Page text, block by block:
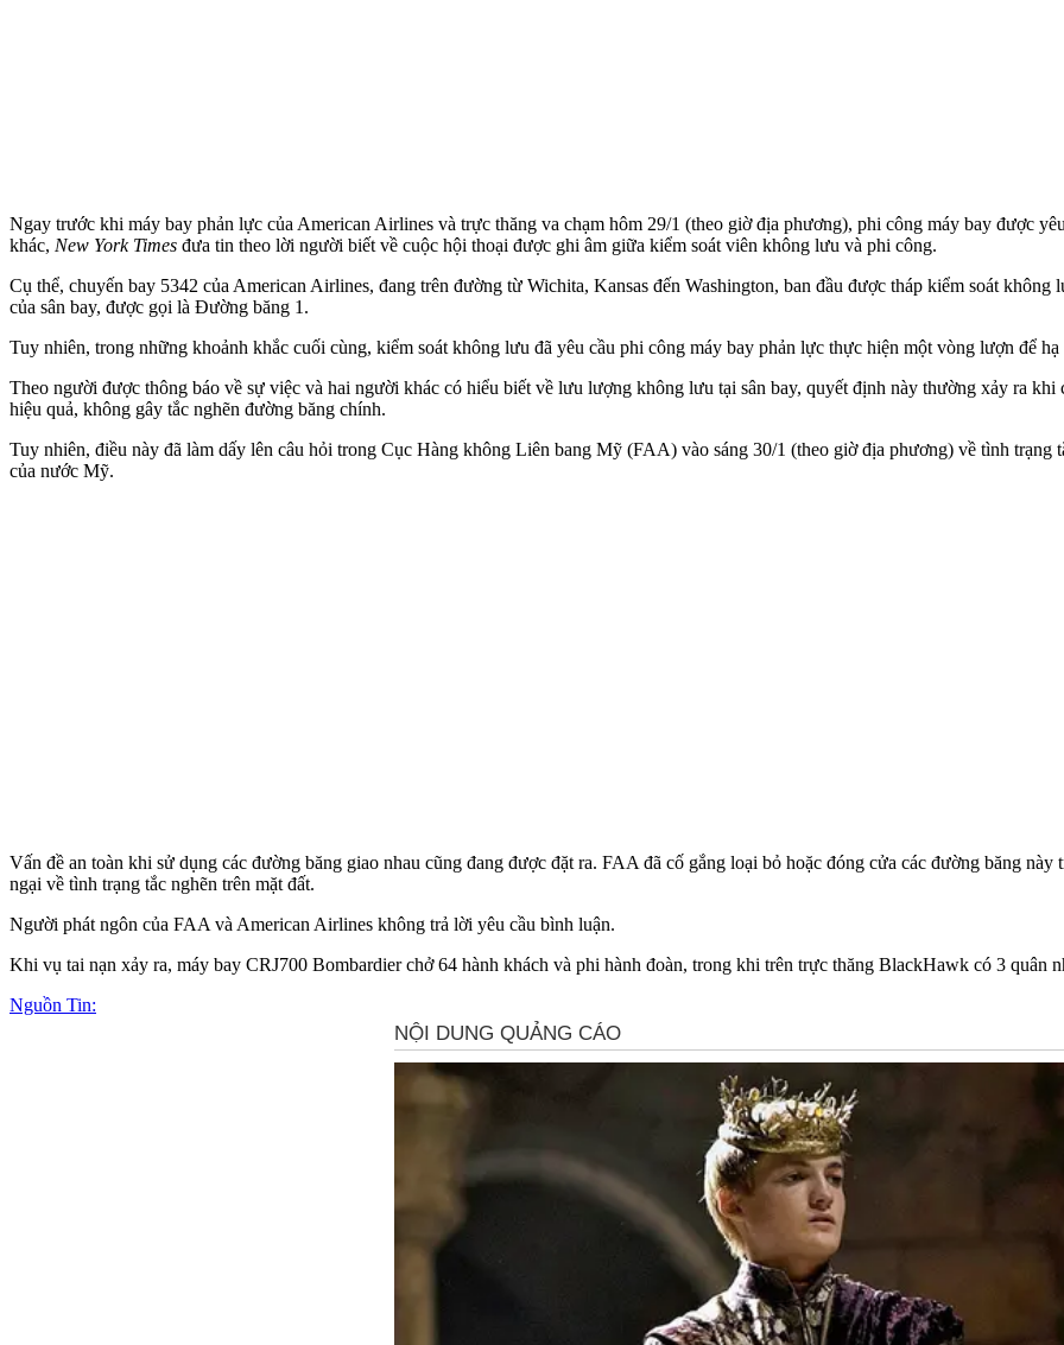
Ngay trước khi máy bay phản lực của American Airlines và trực thăng va chạm hôm 29/1 (theo giờ địa phương), phi công máy bay được
khác, New York Times đưa tin theo lời người biết về cuộc hội thoại được ghi âm giữa kiểm soát viên không lưu và phi công.
Cụ thể, chuyến bay 5342 của American Airlines, đang trên đường từ Wichita, Kansas đến Washington, ban đầu được tháp kiểm soát
của sân bay, được gọi là Đường băng 1.
Tuy nhiên, trong những khoảnh khắc cuối cùng, kiểm soát không lưu đã yêu cầu phi công máy bay phản lực thực hiện một vòng lượn để
Theo người được thông báo về sự việc và hai người khác có hiểu biết về lưu lượng không lưu tại sân bay, quyết định này thường xảy ra
hiệu quả, không gây tắc nghẽn đường băng chính.
Tuy nhiên, điều này đã làm dấy lên câu hỏi trong Cục Hàng không Liên bang Mỹ (FAA) vào sáng 30/1 (theo giờ địa phương) về tình trạng
của nước Mỹ.
Vấn đề an toàn khi sử dụng các đường băng giao nhau cũng đang được đặt ra. FAA đã cố gắng loại bỏ hoặc đóng cửa các đường băng
ngại về tình trạng tắc nghẽn trên mặt đất.
Người phát ngôn của FAA và American Airlines không trả lời yêu cầu bình luận.
Khi vụ tai nạn xảy ra, máy bay CRJ700 Bombardier chở 64 hành khách và phi hành đoàn, trong khi trên trực thăng BlackHawk có 3 quân
Nguồn Tin: